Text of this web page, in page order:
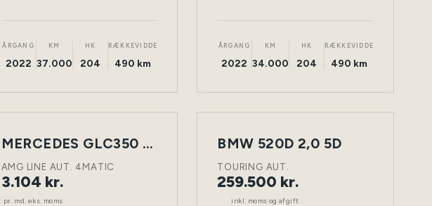
ÅRGANG
2022
KM
37.000
HK
204
RÆKKEVIDDE
490 km
ÅRGANG
2022
KM
34.000
HK
204
RÆKKEVIDDE
490 km
LEASING
NY
DIESEL TØNDER
MERCEDES GLC350 D 3,0 5D
AMG LINE AUT. 4MATIC
3.104 kr.
pr. md. eks. moms
NY
DIESEL TØNDER
BMW 520D 2,0 5D
TOURING AUT.
259.500 kr.
inkl. moms og afgift